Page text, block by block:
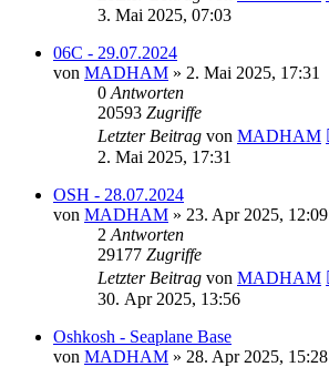
3. Mai 2025, 07:03
06C - 29.07.2024
von MADHAM » 2. Mai 2025, 17:31
0 Antworten
20593 Zugriffe
Letzter Beitrag von MADHAM
2. Mai 2025, 17:31
OSH - 28.07.2024
von MADHAM » 23. Apr 2025, 12:09
2 Antworten
29177 Zugriffe
Letzter Beitrag von MADHAM
30. Apr 2025, 13:56
Oshkosh - Seaplane Base
von MADHAM » 28. Apr 2025, 15:28